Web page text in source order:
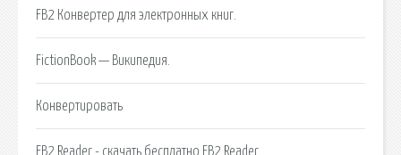
FB2 Конвертер для электронных книг.
FictionBook — Википедия.
Конвертировать
FB2 Reader - скачать бесплатно FB2 Reader.